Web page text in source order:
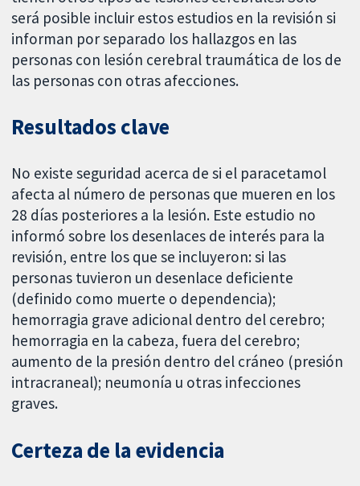
será posible incluir estos estudios en la revisión si
informan por separado los hallazgos en las
personas con lesión cerebral traumática de los de
las personas con otras afecciones.
Resultados clave
No existe seguridad acerca de si el paracetamol
afecta al número de personas que mueren en los
28 días posteriores a la lesión. Este estudio no
informó sobre los desenlaces de interés para la
revisión, entre los que se incluyeron: si las
personas tuvieron un desenlace deficiente
(definido como muerte o dependencia);
hemorragia grave adicional dentro del cerebro;
hemorragia en la cabeza, fuera del cerebro;
aumento de la presión dentro del cráneo (presión
intracraneal); neumonía u otras infecciones
graves.
Certeza de la evidencia